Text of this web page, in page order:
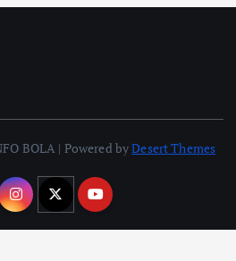
BOLA | Powered byDesert Themes